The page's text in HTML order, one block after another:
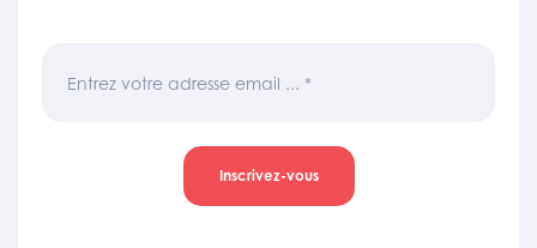
Entrez votre adresse email ... *
Inscrivez-vous